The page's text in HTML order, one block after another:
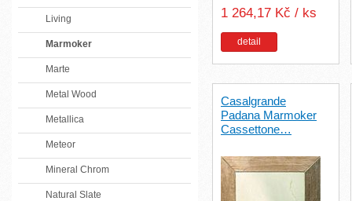
Living
Marmoker
Marte
Metal Wood
Metallica
Meteor
Mineral Chrom
Natural Slate
1 264,17 Kč / ks
detail
Casalgrande
Padana Marmoker
Cassettone…